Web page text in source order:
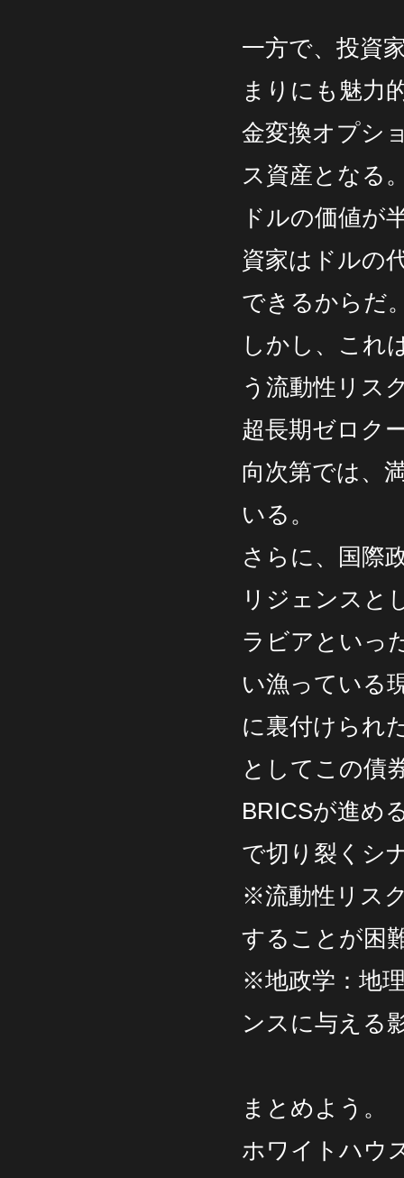
一方で、投資
まりにも魅力
金変換オプシ
ス資産となる
ドルの価値が
資家はドルの
できるからだ
しかし、これ
う流動性リス
超長期ゼロク
向次第では、
いる。
さらに、国際
リジェンスと
ラビアといっ
い漁っている
に裏付けられ
としてこの債
BRICSが進め
で切り裂くシ
※流動性リス
することが困
※地政学：地
ンスに与える
まとめよう。
ホワイトハウ